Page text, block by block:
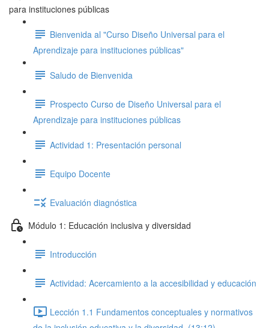
para instituciones públicas
Bienvenida al "Curso Diseño Universal para el
Aprendizaje para instituciones públicas"
Saludo de Bienvenida
Prospecto Curso de Diseño Universal para el
Aprendizaje para instituciones públicas
Actividad 1: Presentación personal
Equipo Docente
Evaluación diagnóstica
Módulo 1: Educación inclusiva y diversidad
Introducción
Actividad: Acercamiento a la accesibilidad y educación
Lección 1.1 Fundamentos conceptuales y normativos